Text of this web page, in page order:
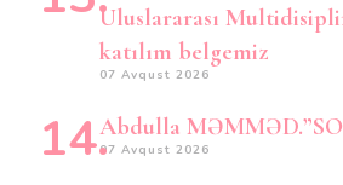
Uluslararası
katılım belgemiz
07 Avqust 2026
Abdulla
07 Avqust 2026